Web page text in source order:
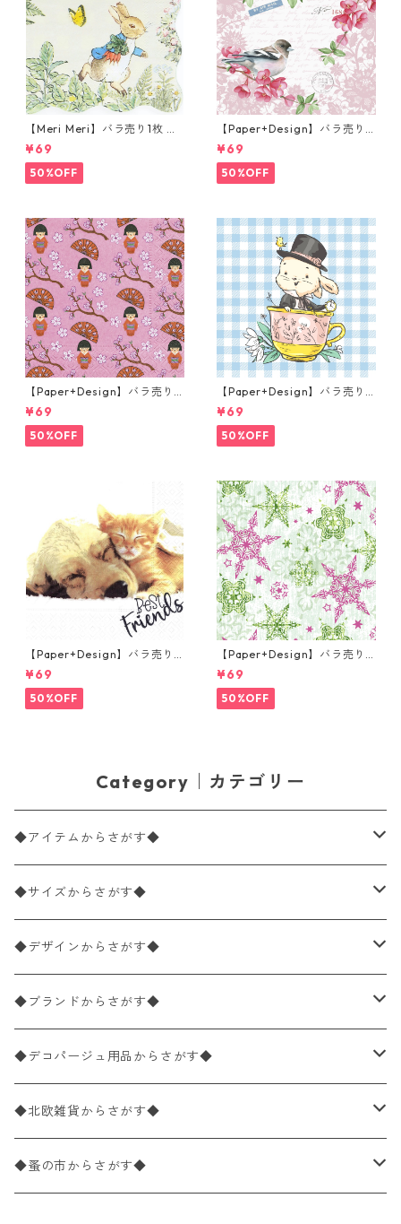
【Meri Meri】バラ売り1枚 カ
クテルサイズ ペーパーナプキ
ン Peter Rabbit In The Gard
en クリーム ピーターラビット
¥69
50%OFF
【Paper+Design】バラ売り2
枚 ランチサイズ ペーパーナプ
キン Sweet bird ローズ
¥69
50%OFF
【Paper+Design】バラ売り2
枚 ランチサイズ ペーパーナプ
キン LITTLE GEISHA ピンク
¥69
50%OFF
【Paper+Design】バラ売り2
枚 ランチサイズ ペーパーナプ
キン Easter Cup ライトブル
ー
¥69
50%OFF
【Paper+Design】バラ売り2
枚 ランチサイズ ペーパーナプ
キン Dog & Cat ホワイト
¥69
50%OFF
【Paper+Design】バラ売り2
枚 ランチサイズ ペーパーナプ
キン DELICATE STARS グリー
ン
¥69
50%OFF
Category｜カテゴリー
◆アイテムからさがす◆
ペーパーナプキン2枚バラ売り
ペーパーナプキン1枚バラ売り
ペーパーナプキン20枚入りパック
ペーパーナプキン10枚入りパック
ライスペーパー
ペーパーリネンナプキン
◆サイズからさがす◆
33×33cm（ランチサイズ）
バラ売り
パック売り
25×25cm（カクテルサイズ）
バラ売り
パック売り
40×40cm（ディナーサイズ）
バラ売り
パック売り
21×21cm（ポケットサイズ）
バラ売り
33cm（ラウンド）
◆デザインからさがす◆
花柄
植物・グリーン柄
動物・鳥・昆虫・蝶柄
海・魚柄
◆ブランドからさがす◆
ドイツ製 IHR/イア
ランチサイズ
カクテルサイズ
ドイツ製 Ambiente/アンビエンテ
ランチサイズ
ドイツ製 Paperproducts Design
◆デコパージュ用品からさがす◆
デコパージュ液
デコパージュ下地
◆北欧雑貨からさがす◆
シリコンモールド
◆蚤の市からさがす◆